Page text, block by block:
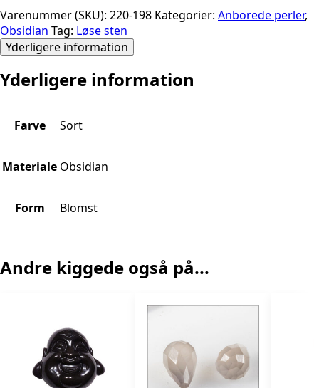
Varenummer (SKU): 220-198 Kategorier: Anborede perler,
Obsidian Tag: Løse sten
Yderligere information
Yderligere information
Farve Sort
Materiale Obsidian
Form Blomst
Andre kiggede også på...